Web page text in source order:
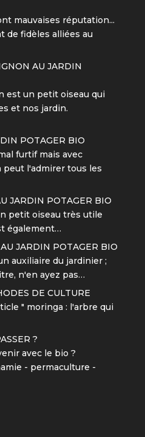
mauvaises réputation...
de fidèles alliées au
AU JARDIN
est un petit oiseau qui
et nos jardin.
POTAGER BIO
furtif mais avec
peut l'admirer tous les
JARDIN POTAGER BIO
petit oiseau très utile
également…
JARDIN POTAGER BIO
auxiliaire du jardinier ;
n'en ayez pas…
DE CULTURE
" moringa : l'arbre qui
?
avec le bio ?
- permaculture -